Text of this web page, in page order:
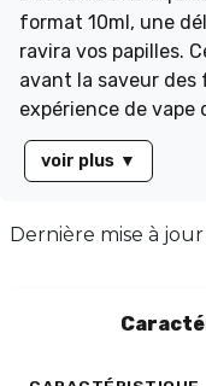
format 10ml, une
ravira vos papilles.
avant la saveur
expérience de vape
plaisir simple, cet
moment tout en
complications.
voir plus ▼
Dernière mise à